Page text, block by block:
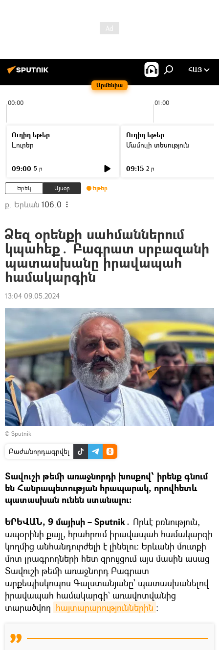
Արմենիա
ՀԱՅ
00:00 01:00
Ուղիղ եթեր
Լուրեր
09:00 5 ր
Ուղիղ եթեր
Մամուլի տեսություն
09:15 2 ր
Երեկ Այսօր Եթեր
ք. Երևան 106.0
Ձեզ օրենքի սահմաններում
կպահեք․ Բագրատ սրբազանի
պատասխանը իրավապահ
համակարգին
13:04 09.05.2024
© Sputnik
Բաժանորդագրվել
Տավուշի թեմի առաջնորդի խոսքով՝ իրենք գնում
են Հանրապետության հրապարակ, որովհետև
պատասխան ունեն ստանալու։
ԵՐԵՎԱՆ, 9 մայիսի – Sputnik․ Որևէ բռնություն,
ապօրինի քայլ, հրահրում իրավապահ համակարգի
կողմից անհանդուրժելի է լինելու։ Երևանի մուտքի
մոտ լրագրողների հետ զրույցում այս մասին ասաց
Տավուշի թեմի առաջնորդ Բագրատ
արքեպիսկոպոս Գալստանյանը՝ պատասխանելով
իրավապահ համակարգի` առավոտվանից
տարածվող հայտարարություններին ։